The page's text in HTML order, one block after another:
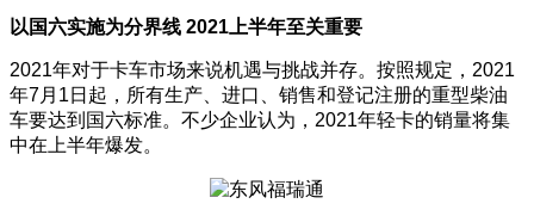
以国六实施为分界线 2021上半年至关重要
2021年对于卡车市场来说机遇与挑战并存。按照规定，2021
年7月1日起，所有生产、进口、销售和登记注册的重型柴油
车要达到国六标准。不少企业认为，2021年轻卡的销量将集
中在上半年爆发。